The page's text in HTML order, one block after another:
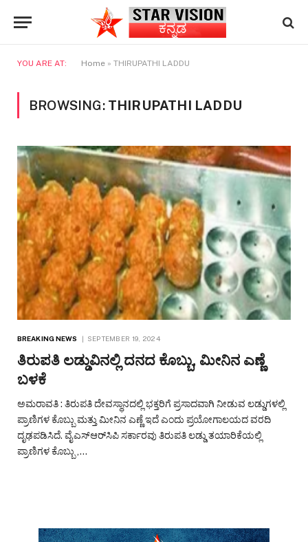
YOU ARE AT: Home » THIRUPATHI LADDU
BROWSING: THIRUPATHI LADDU
BREAKING NEWS SEPTEMBER 19, 2024
ತಿರುಪತಿ ಲಡ್ಡುವಿನಲ್ಲಿ ದನದ ಕೊಬ್ಬು, ಮೀನಿನ ಎಣ್ಣೆ
ಬಳಕೆ
ಅಮರಾವತಿ : ತಿರುಪತಿ ದೇವಸ್ಥಾನದಲ್ಲಿ ಭಕ್ತರಿಗೆ ಪ್ರಸಾದವಾಗಿ ನೀಡುವ ಲಡ್ಡುಗಳಲ್ಲಿ
ಪ್ರಾಣಿಗಳ ಕೊಬ್ಬು ಮತ್ತು ಮೀನಿನ ಎಣ್ಣೆ ಇದೆ ಎಂದು ಪ್ರಯೋಗಾಲಯದ ವರದಿ
ದೃಢಪಡಿಸಿದೆ. ವೈಎಸ್‌ಆರ್‌ಸಿಪಿ ಸರ್ಕಾರವು ತಿರುಪತಿ ಲಡ್ಡು ತಯಾರಿಕೆಯಲ್ಲಿ
ಪ್ರಾಣಿಗಳ ಕೊಬ್ಬು ,…